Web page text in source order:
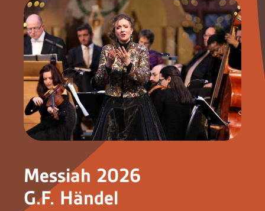
Messiah 2026
G.F. Händel